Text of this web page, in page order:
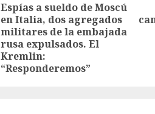
Espías a sueldo de Moscú
en Italia, dos agregados
militares de la embajada
rusa expulsados. El
Kremlin:
“Responderemos”